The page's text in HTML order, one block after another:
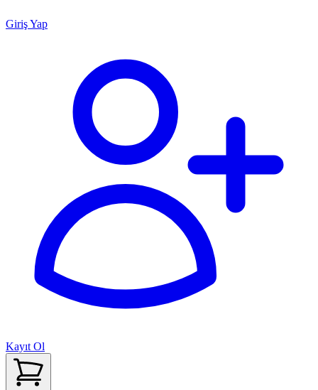
Giriş Yap
Kayıt Ol